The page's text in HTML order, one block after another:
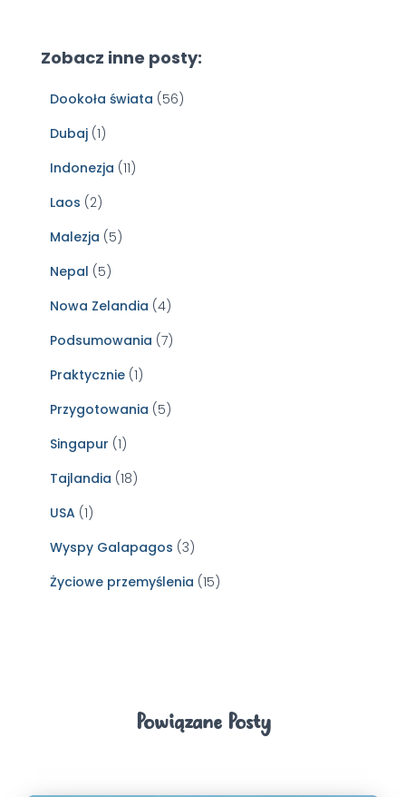
Zobacz inne posty:
Dookoła świata (56)
Dubaj (1)
Indonezja (11)
Laos (2)
Malezja (5)
Nepal (5)
Nowa Zelandia (4)
Podsumowania (7)
Praktycznie (1)
Przygotowania (5)
Singapur (1)
Tajlandia (18)
USA (1)
Wyspy Galapagos (3)
Życiowe przemyślenia (15)
Powiązane Posty